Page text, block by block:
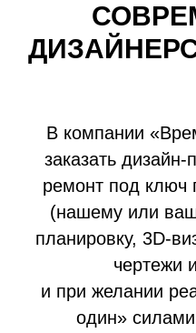
В компании
заказать дизайн-
ремонт под ключ
(нашему или
планировку, 3D-
чертежи
и при желании
один»